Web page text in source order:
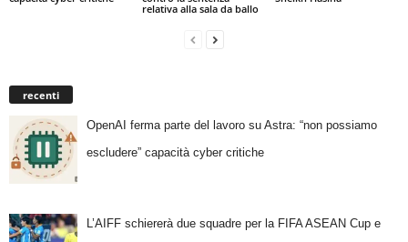
relativa alla sala da ballo
recenti
OpenAI ferma parte del lavoro su Astra: “non possiamo
escludere” capacità cyber critiche
L’AIFF schiererà due squadre per la FIFA ASEAN Cup e